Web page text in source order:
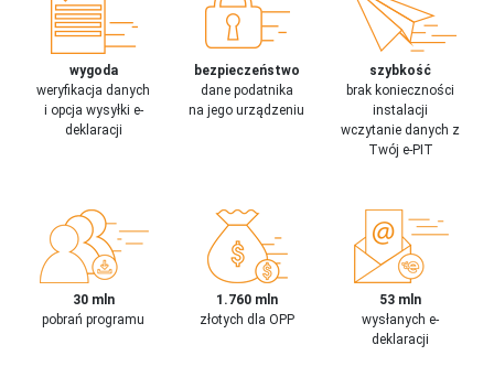
wygoda
weryfikacja danych
i opcja wysyłki e-
deklaracji
bezpieczeństwo
dane podatnika
na jego urządzeniu
szybkość
brak konieczności
instalacji
wczytanie danych z
Twój e-PIT
30 mln
pobrań programu
1.760 mln
złotych dla OPP
53 mln
wysłanych e-
deklaracji